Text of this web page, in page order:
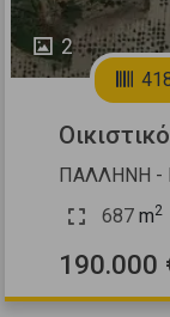
2
ΠΑΛΛΗΝΗ -
687 m2
190.000